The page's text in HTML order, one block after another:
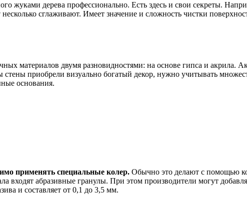
жуками дерева профессионально. Есть здесь и свои секреты.
сглаживают. Имеет значение и сложность чистки
материалов двумя разновидностями: на основе гипса и
приобрели визуально богатый декор, нужно учитывать
основания.
применять специальные колер. Обычно это делают с помощью
входят абразивные гранулы. При этом производители могут
и составляет от 0,1 до 3,5 мм.